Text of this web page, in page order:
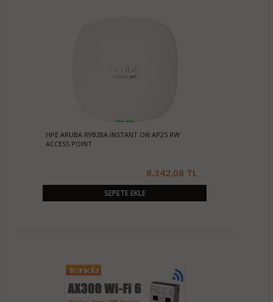
HPE ARUBA R9B28A INSTANT ON AP25 RW
ACCESS POINT
8.342,08 TL
SEPETE EKLE